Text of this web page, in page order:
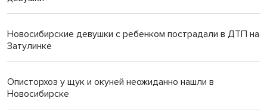
Новосибирские девушки с ребенком пострадали в ДТП на
Затулинке
Описторхоз у щук и окуней неожиданно нашли в
Новосибирске